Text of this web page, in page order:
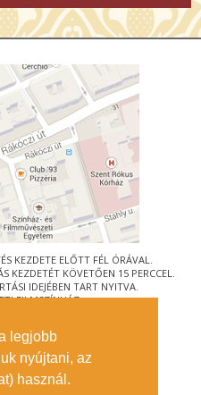
legjobb
nyújtani, az
használ.
KEZDETE ELŐTT FÉL ÓRÁVAL.
KEZDETÉT KÖVETŐEN 15 PERCCEL.
IDEJÉBEN TART NYITVA.
FILMSZÍNHÁZ
RÁKÓCZI ÚT 21.